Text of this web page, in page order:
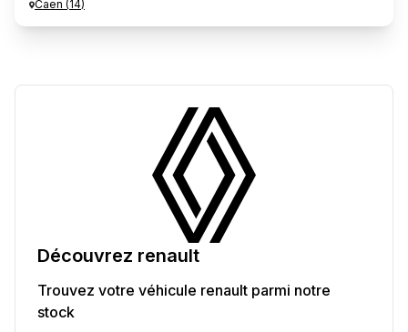
Caen (14)
Découvrez renault
Trouvez votre véhicule renault parmi notre
stock